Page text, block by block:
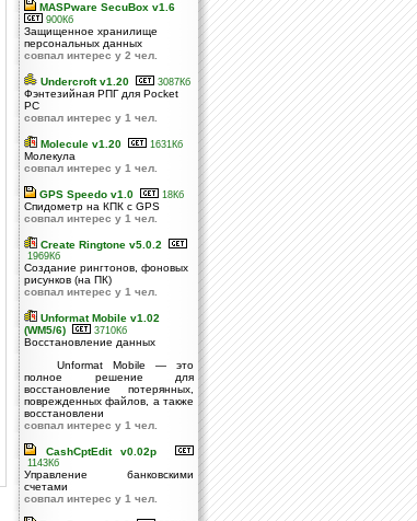
MASPware SecuBox v1.6
900Кб
Защищенное хранилище
персональных данных
совпал интерес у 2 чел.
Undercroft v1.20 3087Кб
Фэнтезийная РПГ для Pocket
PC
совпал интерес у 1 чел.
Molecule v1.20 1631Кб
Молекула
совпал интерес у 1 чел.
GPS Speedo v1.0 18Кб
Спидометр на КПК с GPS
совпал интерес у 1 чел.
Create Ringtone v5.0.2
1969Кб
Создание рингтонов, фоновых
рисунков (на ПК)
совпал интерес у 1 чел.
Unformat Mobile v1.02
(WM5/6)
3710Кб
Восстановление данных
Unformat Mobile — это
полное решение для
восстановление потерянных,
поврежденных файлов, а также
восстановлени
совпал интерес у 1 чел.
CashCptEdit v0.02p
1143Кб
Управление банковскими
счетами
совпал интерес у 1 чел.